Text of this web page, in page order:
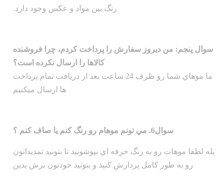
رنگ بین مواد و عکس وجود دارد.
سوال پنجم: من دیروز سفارش را پرداخت کردم، چرا فروشنده
کالاها را ارسال نکرده است؟
ما موهاي شما رو ظرف 24 ساعت بعد از دریافت تمام پرداخت
ها ارسال ميکنيم
سوال6. مي تونم موهام رو رنگ کنم يا صاف کنم ؟
بله لطفا موهات رو به رنگ حرفه اي بپوشونيد تا بتونيد تمديداتون
رو به طور کامل پردازش کنيد و بتونيد خودتون برش بدين